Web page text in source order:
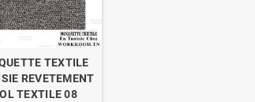
TEXTILE
REVETEMENT
TEXTILE 08